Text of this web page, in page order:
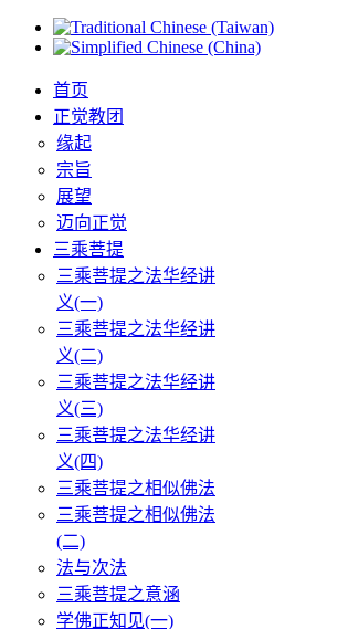
首页
正觉教团
缘起
宗旨
展望
迈向正觉
三乘菩提
三乘菩提之法华经讲
义(一)
三乘菩提之法华经讲
义(二)
三乘菩提之法华经讲
义(三)
三乘菩提之法华经讲
义(四)
三乘菩提之相似佛法
三乘菩提之相似佛法
(二)
法与次法
三乘菩提之意涵
学佛正知见(一)